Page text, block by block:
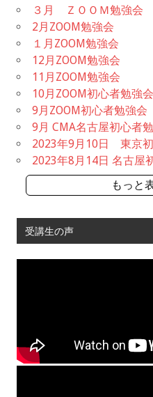
３月 ＺＯＯＭ勉強会
2月ZOOM勉強会
１月ZOOM勉強会
12月ZOOM勉強会
11月ZOOM勉強会
10月ZOOM初心者勉強会
9月ZOOM初心者勉強会
9月 CMA名古屋初心者
2023年9月10日 東京
2023年8月14日 名古屋
もっと
受講生の声